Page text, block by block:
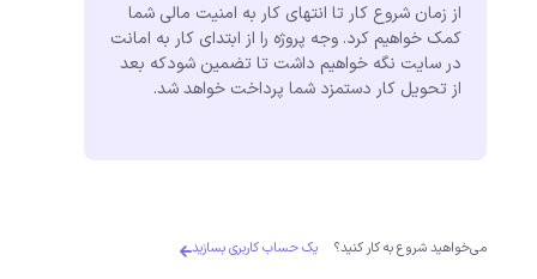
از زمان شروع کار تا انتهای کار به امنیت مالی شما
کمک خواهیم کرد. وجه پروژه را از ابتدای کار به امانت
در سایت نگه خواهیم داشت تا تضمین شودکه بعد
از تحویل کار دستمزد شما پرداخت خواهد شد.
می‌خواهید شروع به کار کنید؟ یک حساب کاربری بسازید